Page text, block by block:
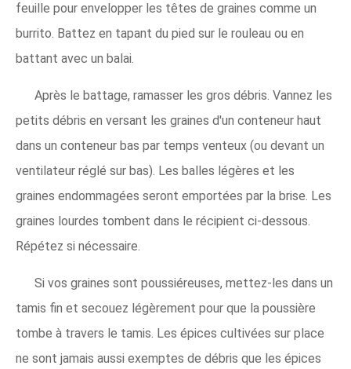
feuille pour envelopper les têtes de graines comme un
burrito. Battez en tapant du pied sur le rouleau ou en
battant avec un balai.
Après le battage, ramasser les gros débris. Vannez les
petits débris en versant les graines d'un conteneur haut
dans un conteneur bas par temps venteux (ou devant un
ventilateur réglé sur bas). Les balles légères et les
graines endommagées seront emportées par la brise. Les
graines lourdes tombent dans le récipient ci-dessous.
Répétez si nécessaire.
Si vos graines sont poussiéreuses, mettez-les dans un
tamis fin et secouez légèrement pour que la poussière
tombe à travers le tamis. Les épices cultivées sur place
ne sont jamais aussi exemptes de débris que les épices